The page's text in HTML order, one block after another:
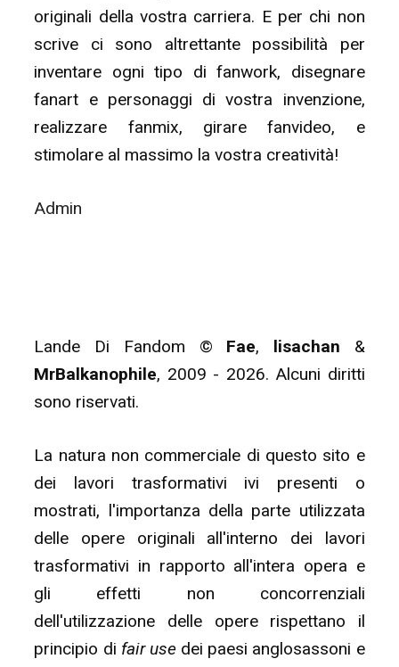
originali della vostra carriera. E per chi non
scrive ci sono altrettante possibilità per
inventare ogni tipo di fanwork, disegnare
fanart e personaggi di vostra invenzione,
realizzare fanmix, girare fanvideo, e
stimolare al massimo la vostra creatività!
Admin
Lande Di Fandom © Fae, lisachan &
MrBalkanophile, 2009 - 2026. Alcuni diritti
sono riservati.
La natura non commerciale di questo sito e
dei lavori trasformativi ivi presenti o
mostrati, l'importanza della parte utilizzata
delle opere originali all'interno dei lavori
trasformativi in rapporto all'intera opera e
gli effetti non concorrenziali
dell'utilizzazione delle opere rispettano il
principio di fair usedei paesi anglosassoni e